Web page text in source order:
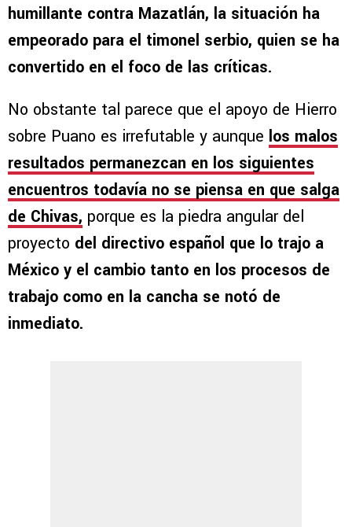
humillante contra Mazatlán, la situación ha
empeorado para el timonel serbio, quien se ha
convertido en el foco de las críticas.
No obstante tal parece que el apoyo de Hierro
sobre Puano es irrefutable y aunque los malos
resultados permanezcan en los siguientes
encuentros todavía no se piensa en que salga
de Chivas, porque es la piedra angular del
proyecto del directivo español que lo trajo a
México y el cambio tanto en los procesos de
trabajo como en la cancha se notó de
inmediato.